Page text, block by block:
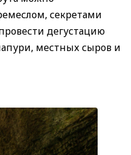
секретами
дегустацию
местных сыров и